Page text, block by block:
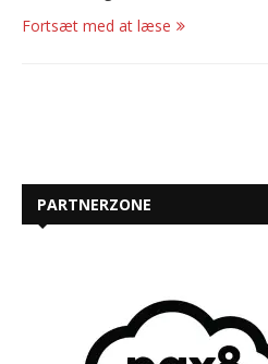
Fortsæt med at læse
PARTNERZONE